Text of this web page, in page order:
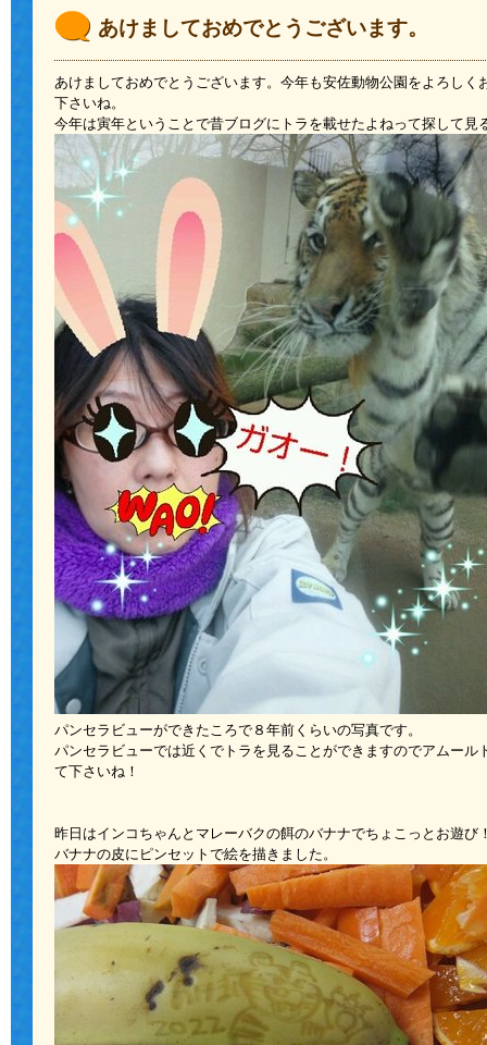
あけましておめでとうございます。
あけましておめでとうございます。今年も安佐動物公園をよろしく
下さいね。
今年は寅年ということで昔ブログにトラを載せたよねって探して見
パンセラビューができたころで８年前くらいの写真です。
パンセラビューでは近くでトラを見ることができますのでアムール
て下さいね！
昨日はインコちゃんとマレーバクの餌のバナナでちょこっとお遊び
バナナの皮にピンセットで絵を描きました。